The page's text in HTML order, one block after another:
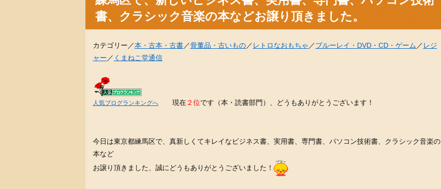
書、クラシック音楽の本などお譲り頂きました。
カテゴリー／本・古本・古書／骨董品・古いもの／ レトロなおもちゃ ／ブルーレイ・DVD・CD・ゲーム ／ レジ
ャー ／ くまねこ堂通信
人気ブログランキングへ 現在２位です（本・読書部門）、どうもありがとうございます！
今日は東京都練馬区で、真新しくてキレイなビジネス書、実用書、専門書、パソコン技術書、クラシック音楽の
本など
お譲り頂きました、誠にどうもありがとうございました！